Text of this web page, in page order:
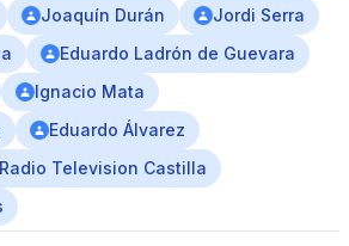
Joaquín Durán
Jordi Serra
Eduardo Ladrón de Guevara
Ignacio Mata
Eduardo Álvarez
Television Castilla